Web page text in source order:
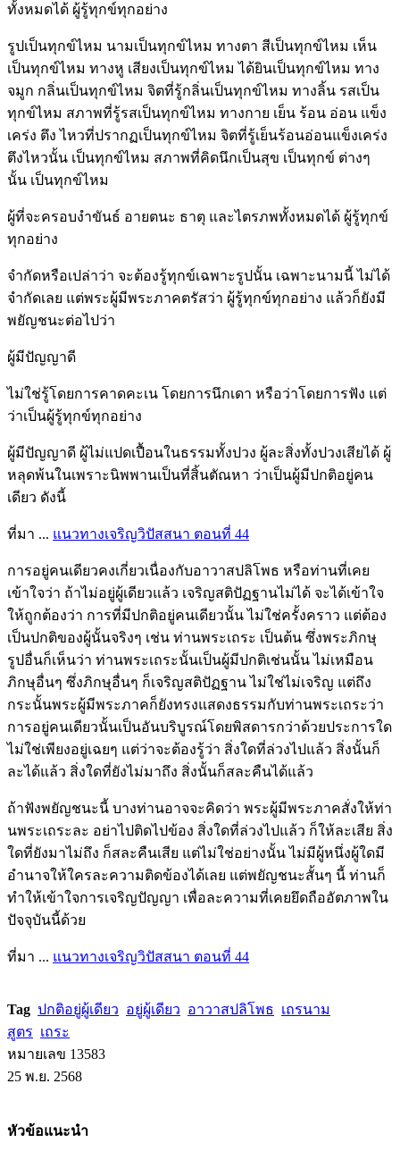
ทั้งหมดได้ ผู้รู้ทุกข์ทุกอย่าง
รูปเป็นทุกข์ไหม นามเป็นทุกข์ไหม ทางตา สีเป็นทุกข์ไหม เห็น
เป็นทุกข์ไหม ทางหู เสียงเป็นทุกข์ไหม ได้ยินเป็นทุกข์ไหม ทาง
จมูก กลิ่นเป็นทุกข์ไหม จิตที่รู้กลิ่นเป็นทุกข์ไหม ทางลิ้น รสเป็น
ทุกข์ไหม สภาพที่รู้รสเป็นทุกข์ไหม ทางกาย เย็น ร้อน อ่อน แข็ง
เคร่ง ตึง ไหวที่ปรากฏเป็นทุกข์ไหม จิตที่รู้เย็นร้อนอ่อนแข็งเคร่ง
ตึงไหวนั้น เป็นทุกข์ไหม สภาพที่คิดนึกเป็นสุข เป็นทุกข์ ต่างๆ
นั้น เป็นทุกข์ไหม
ผู้ที่จะครอบงำขันธ์ อายตนะ ธาตุ และไตรภพทั้งหมดได้ ผู้รู้ทุกข์
ทุกอย่าง
จำกัดหรือเปล่าว่า จะต้องรู้ทุกข์เฉพาะรูปนั้น เฉพาะนามนี้ ไม่ได้
จำกัดเลย แต่พระผู้มีพระภาคตรัสว่า ผู้รู้ทุกข์ทุกอย่าง แล้วก็ยังมี
พยัญชนะต่อไปว่า
ผู้มีปัญญาดี
ไม่ใช่รู้โดยการคาดคะเน โดยการนึกเดา หรือว่าโดยการฟัง แต่
ว่าเป็นผู้รู้ทุกข์ทุกอย่าง
ผู้มีปัญญาดี ผู้ไม่แปดเปื้อนในธรรมทั้งปวง ผู้ละสิ่งทั้งปวงเสียได้ ผู้
หลุดพ้นในเพราะนิพพานเป็นที่สิ้นตัณหา ว่าเป็นผู้มีปกติอยู่คน
เดียว ดังนี้
ที่มา ... แนวทางเจริญวิปัสสนา ตอนที่ 44
การอยู่คนเดียวคงเกี่ยวเนื่องกับอาวาสปลิโพธ หรือท่านที่เคย
เข้าใจว่า ถ้าไม่อยู่ผู้เดียวแล้ว เจริญสติปัฏฐานไม่ได้ จะได้เข้าใจ
ให้ถูกต้องว่า การที่มีปกติอยู่คนเดียวนั้น ไม่ใช่ครั้งคราว แต่ต้อง
เป็นปกติของผู้นั้นจริงๆ เช่น ท่านพระเถระ เป็นต้น ซึ่งพระภิกษุ
รูปอื่นก็เห็นว่า ท่านพระเถระนั้นเป็นผู้มีปกติเช่นนั้น ไม่เหมือน
ภิกษุอื่นๆ ซึ่งภิกษุอื่นๆ ก็เจริญสติปัฏฐาน ไม่ใช่ไม่เจริญ แต่ถึง
กระนั้นพระผู้มีพระภาคก็ยังทรงแสดงธรรมกับท่านพระเถระว่า
การอยู่คนเดียวนั้นเป็นอันบริบูรณ์โดยพิสดารกว่าด้วยประการใด
ไม่ใช่เพียงอยู่เฉยๆ แต่ว่าจะต้องรู้ว่า สิ่งใดที่ล่วงไปแล้ว สิ่งนั้นก็
ละได้แล้ว สิ่งใดที่ยังไม่มาถึง สิ่งนั้นก็สละคืนได้แล้ว
ถ้าฟังพยัญชนะนี้ บางท่านอาจจะคิดว่า พระผู้มีพระภาคสั่งให้ท่า
นพระเถระละ อย่าไปติดไปข้อง สิ่งใดที่ล่วงไปแล้ว ก็ให้ละเสีย สิ่ง
ใดที่ยังมาไม่ถึง ก็สละคืนเสีย แต่ไม่ใช่อย่างนั้น ไม่มีผู้หนึ่งผู้ใดมี
อำนาจให้ใครละความติดข้องได้เลย แต่พยัญชนะสั้นๆ นี้ ท่านก็
ทำให้เข้าใจการเจริญปัญญา เพื่อละความที่เคยยึดถืออัตภาพใน
ปัจจุบันนี้ด้วย
ที่มา ... แนวทางเจริญวิปัสสนา ตอนที่ 44
Tag ปกติอยู่ผู้เดียว อยู่ผู้เดียว อาวาสปลิโพธ เถรนาม
สูตร เถระ
หมายเลข 13583
25 พ.ย. 2568
หัวข้อแนะนำ